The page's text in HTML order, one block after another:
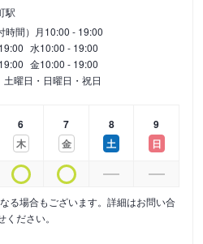
駅
時間） 月10:00 - 19:00
水10:00 - 19:00
金10:00 - 19:00
土曜日・日曜日・祝日
6
木
7
金
8
土
9
日
る場合もございます。詳細はお問い合
ください。